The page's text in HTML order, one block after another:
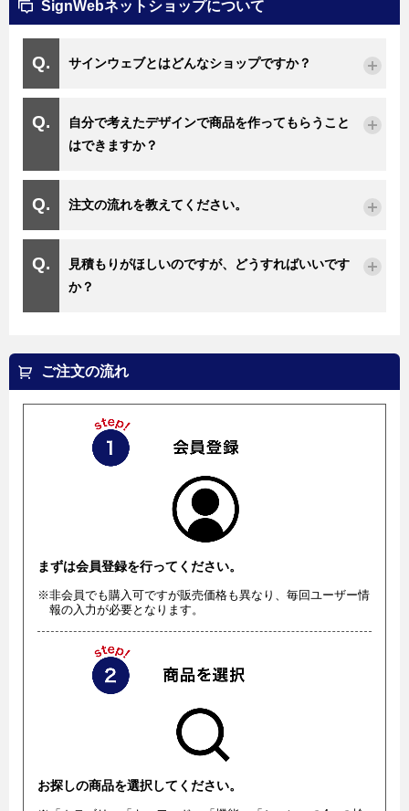
SignWebネットショップについて
サインウェブとはどんなショップですか？
自分で考えたデザインで商品を作ってもらうこと
はできますか？
注文の流れを教えてください。
見積もりがほしいのですが、どうすればいいです
か？
ご注文の流れ
まずは会員登録を行ってください。
※非会員でも購入可ですが販売価格も異なり、毎回ユーザー情
報の入力が必要となります。
お探しの商品を選択してください。